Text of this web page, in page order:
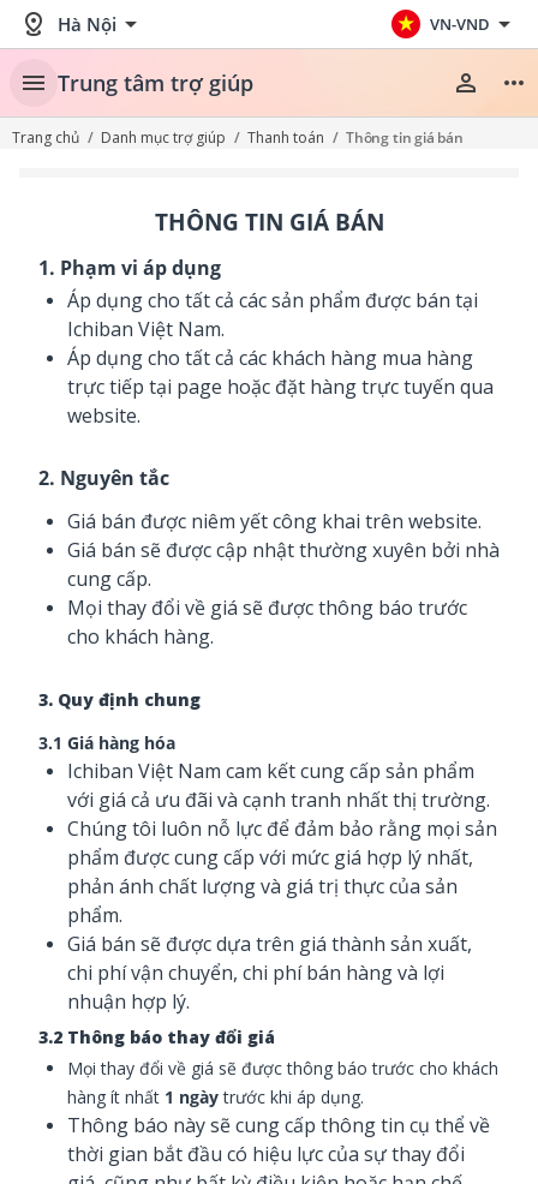
distance Hà Nội arrow_drop_down VN-VND arrow_drop_down
menu Trung tâm trợ giúp person more_horiz
Trang chủ / Danh mục trợ giúp / Thanh toán / Thông tin giá bán
THÔNG TIN GIÁ BÁN
1. Phạm vi áp dụng
Áp dụng cho tất cả các sản phẩm được bán tại
Ichiban Việt Nam.
Áp dụng cho tất cả các khách hàng mua hàng
trực tiếp tại page hoặc đặt hàng trực tuyến qua
website.
2. Nguyên tắc
Giá bán được niêm yết công khai trên website.
Giá bán sẽ được cập nhật thường xuyên bởi nhà
cung cấp.
Mọi thay đổi về giá sẽ được thông báo trước
cho khách hàng.
3. Quy định chung
3.1 Giá hàng hóa
Ichiban Việt Nam cam kết cung cấp sản phẩm
với giá cả ưu đãi và cạnh tranh nhất thị trường.
Chúng tôi luôn nỗ lực để đảm bảo rằng mọi sản
phẩm được cung cấp với mức giá hợp lý nhất,
phản ánh chất lượng và giá trị thực của sản
phẩm.
Giá bán sẽ được dựa trên giá thành sản xuất,
chi phí vận chuyển, chi phí bán hàng và lợi
nhuận hợp lý.
3.2 Thông báo thay đổi giá
Mọi thay đổi về giá sẽ được thông báo trước cho khách
hàng ít nhất 1 ngàytrước khi áp dụng.
Thông báo này sẽ cung cấp thông tin cụ thể về
thời gian bắt đầu có hiệu lực của sự thay đổi